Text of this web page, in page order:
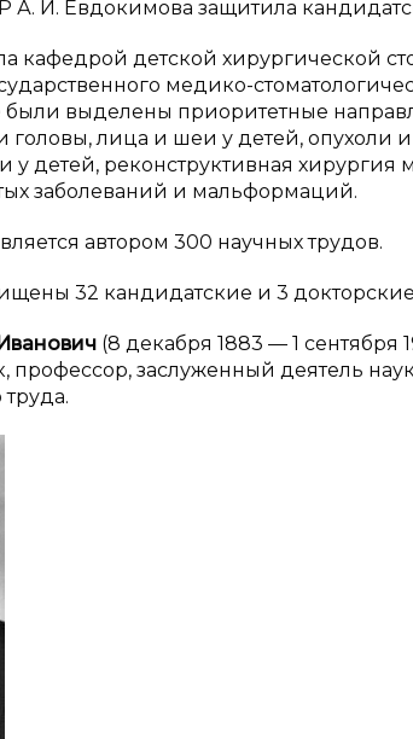
А. И. Евдокимова защитила
кафедрой детской хирургической
медико-
были выделены приоритетные
головы, лица и шеи у детей, опухоли
у детей, реконструктивная хирургия
заболеваний и мальформаций.
автором 300 научных трудов.
32 кандидатские и 3
(8 декабря 1883 — 1 сентября
профессор, заслуженный деятель